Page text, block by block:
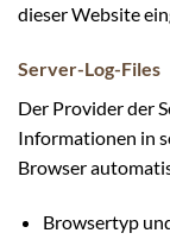
dieser Website
Server-Log-Files
Der Provider der
Informationen in
Browser
Browsertyp